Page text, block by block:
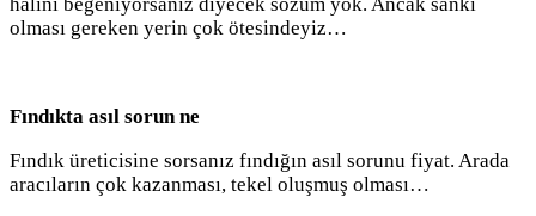
olması gereken yerin çok ötesindeyiz…
Fındıkta asıl sorun ne
Fındık üreticisine sorsanız fındığın asıl sorunu fiyat. Arada
aracıların çok kazanması, tekel oluşmuş olması…